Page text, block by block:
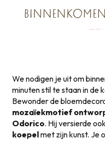
We nodigen je uit om
minuten stil te staan in de
Bewonder de
mozaïekmotief
Odorico. Hij versierde
koepelmet zijn kunst. Je